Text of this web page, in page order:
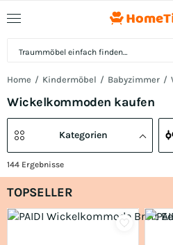
Home Kindermöbel Babyzimmer
Wickelkommoden kaufen
Kategorien
144 Ergebnisse
TOPSELLER